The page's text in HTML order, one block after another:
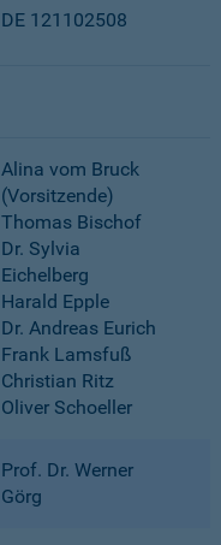
DE 121102508
Alina vom Bruck
(Vorsitzende)
Thomas Bischof
Dr. Sylvia
Eichelberg
Harald Epple
Dr. Andreas Eurich
Frank Lamsfuß
Christian Ritz
Oliver Schoeller
Prof. Dr. Werner
Görg